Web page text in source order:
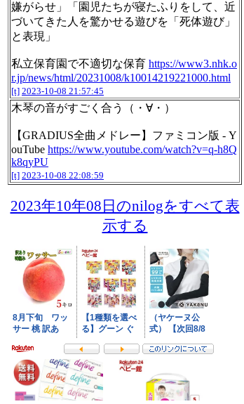
嫌がらせ」「園児たちが寝たふりをして、近
づいてきた人を驚かせる遊びを「死体遊び」
と表現」
私立保育園で不適切な保育 https://www3.nhk.o
r.jp/news/html/20231008/k10014219221000.html
[t] 2023-10-08 21:57:45
木琴の音がすごく合う（・∀・）
【GRADIUS全曲メドレー】ファミコン版 - Y
ouTube https://www.youtube.com/watch?v=q-h8Q
k8qyPU
[t] 2023-10-08 22:08:59
2023年10年08日のnilogをすべて表
示する